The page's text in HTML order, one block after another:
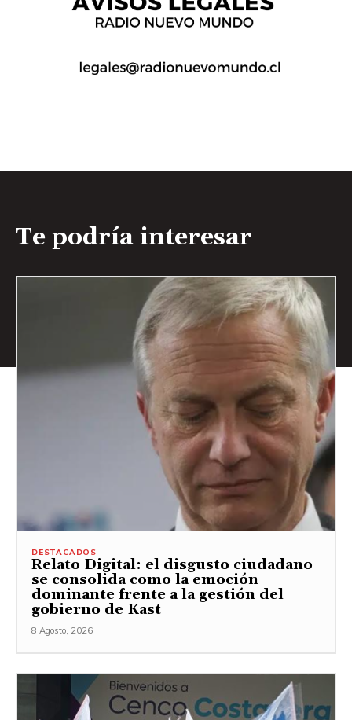
Te podría interesar
DESTACADOS
Relato Digital: el disgusto ciudadano
se consolida como la emoción
dominante frente a la gestión del
gobierno de Kast
8 Agosto, 2026